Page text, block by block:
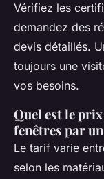
Vérifiez les
demandez des
devis détaillés.
toujours une
vos besoins.
Quel est le
fenêtres par
Le tarif varie
selon les